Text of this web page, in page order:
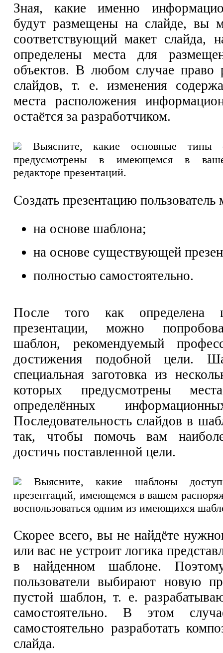
Зная, какие именно
будут размещены на слайде, вы
соответствующий макет слайда,
определены места для
объектов. В любом случае право
слайдов, т. е. изменения
места расположения
остаётся за разработчиком.
Выясните, какие основные типы
предусмотрены в имеющемся в
редакторе презентаций.
Создать презентацию
на основе шаблона;
на основе существующей
полностью самостоятельно.
После того как определена
презентации, можно
шаблон, рекомендуемый
достижения подобной цели.
специальная заготовка из
которых предусмотрены
определённых
Последовательность слайдов в
так, чтобы помочь вам
достичь поставленной цели.
Выясните, какие шаблоны
презентаций, имеющемся в вашем
воспользоваться одним из имеющихся
Скорее всего, вы не найдёте
или вас не устроит логика
в найденном шаблоне.
пользователи выбирают новую
пустой шаблон, т. е.
самостоятельно. В этом
самостоятельно разработать
слайда.